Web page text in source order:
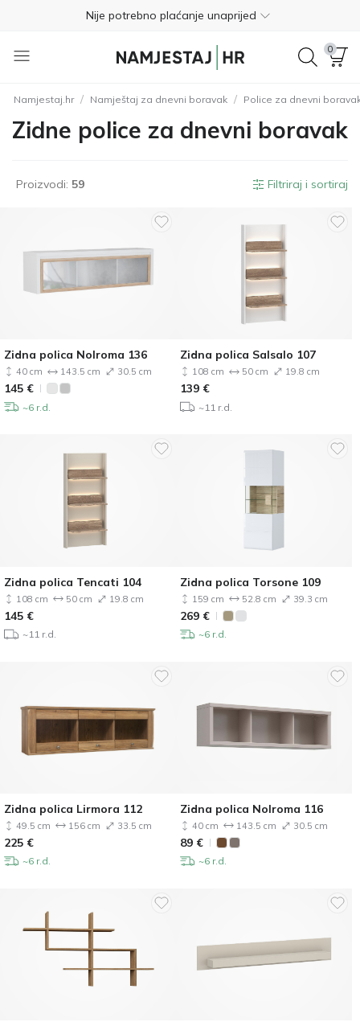
Nije potrebno plaćanje unaprijed
Besplatan povrat unutar 365 dana
4.8
Besplatna dostava
01 8000 383
0
Namjestaj.hr / Namještaj za dnevni boravak / Police za dnevni
Zidne police za dnevni boravak
Proizvodi: 59 Filtriraj i sortiraj
Zidna polica Nolroma 136
40 cm 143.5 cm 30.5 cm
145 €
~6 r.d.
Zidna polica Salsalo 107
108 cm 50 cm 19.8 cm
139 €
~11 r.d.
Zidna polica Tencati 104
108 cm 50 cm 19.8 cm
145 €
~11 r.d.
Zidna polica Torsone 109
159 cm 52.8 cm 39.3 cm
269 €
~6 r.d.
Zidna polica Lirmora 112
49.5 cm 156 cm 33.5 cm
225 €
~6 r.d.
Zidna polica Nolroma 116
40 cm 143.5 cm 30.5 cm
89 €
~6 r.d.